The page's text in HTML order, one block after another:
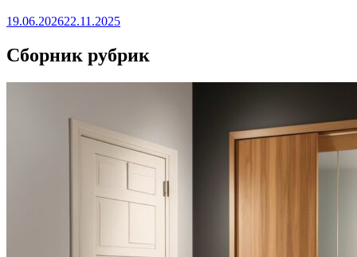
19.06.202622.11.2025
Сборник рубрик